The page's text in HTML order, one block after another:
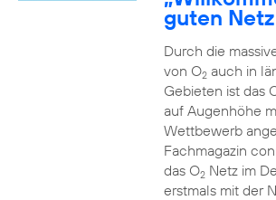
guten
Durch die
von O2auch in
Gebieten ist das
auf Augenhöhe
Wettbewerb
Fachmagazin
das O2Netz im
erstmals mit der